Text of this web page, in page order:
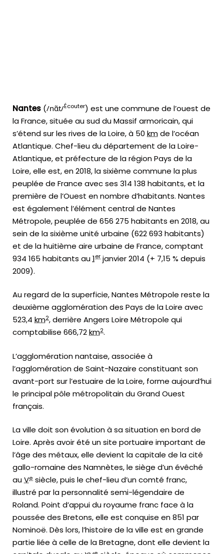
Nantes (/nɑ̃t/Écouter) est une commune de l’ouest de
la France, située au sud du Massif armoricain, qui
s’étend sur les rives de la Loire, à 50 kmde l’océan
Atlantique. Chef-lieu du département de la Loire-
Atlantique, et préfecture de la région Pays de la
Loire, elle est, en 2018, la sixième commune la plus
peuplée de France avec ses 314 138 habitants, et la
première de l’Ouest en nombre d’habitants. Nantes
est également l’élément central de Nantes
Métropole, peuplée de 656 275 habitants en 2018, au
sein de la sixième unité urbaine (622 693 habitants)
et de la huitième aire urbaine de France, comptant
934 165 habitants au1er janvier 2014 (+ 7,15 % depuis
2009).
Au regard de la superficie, Nantes Métropole reste la
deuxième agglomération des Pays de la Loire avec
523,4 km2, derrière Angers Loire Métropole qui
comptabilise 666,72km2.
L’agglomération nantaise, associée à
l’agglomération de Saint-Nazaire constituant son
avant-port sur l’estuaire de la Loire, forme aujourd’hui
le principal pôle métropolitain du Grand Ouest
français.
La ville doit son évolution à sa situation en bord de
Loire. Après avoir été un site portuaire important de
l’âge des métaux, elle devient la capitale de la cité
gallo-romaine des Namnètes, le siège d’un évêché
auVe siècle, puis le chef-lieu d’un comté franc,
illustré par la personnalité semi-légendaire de
Roland. Point d’appui du royaume franc face à la
poussée des Bretons, elle est conquise en 851 par
Nominoë. Dès lors, l’histoire de la ville est en grande
partie liée à celle de la Bretagne, dont elle devient la